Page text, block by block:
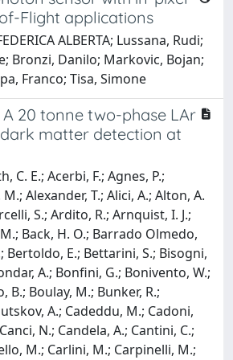
Flight applications
ALBERTA; Lussana, Rudi;
Bronzi, Danilo; Markovic, Bojan;
Franco; Tisa, Simone
20 tonne two-phase LAr
matter detection at
C. E.; Acerbi, F.; Agnes, P.;
Alexander, T.; Alici, A.; Alton, A.
S.; Ardito, R.; Arnquist, I. J.;
Back, H. O.; Barrado Olmedo,
Bertoldo, E.; Bettarini, S.; Bisogni,
A.; Bonfini, G.; Bonivento, W.;
B.; Boulay, M.; Bunker, R.;
A.; Cadeddu, M.; Cadoni,
N.; Candela, A.; Cantini, C.;
M.; Carlini, M.; Carpinelli, M.;